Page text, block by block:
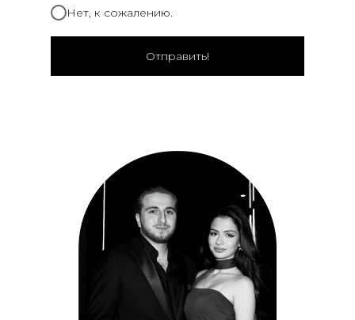
Нет, к сожалению.
Отправить!